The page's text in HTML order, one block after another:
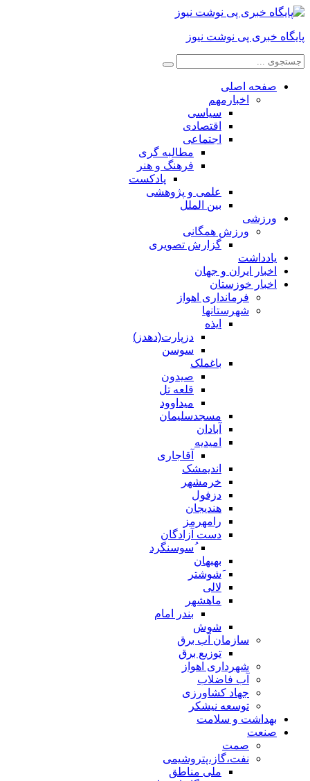
پایگاه خبری پی نوشت نیوز
صفحه اصلی
اخبارمهم
سیاسی
اقتصادی
اجتماعی
مطالبه گری
فرهنگ و هنر
پادکست
علمی و پژوهشی
بین الملل
ورزشی
ورزش همگانی
گزارش تصویری
یادداشت
اخبار ایران و جهان
اخبار خوزستان
فرمانداری اهواز
شهرستانها
ایذه
دزپارت(دهدز)
سوسن
باغملک
صیدون
قلعه تل
میداوود
مسجدسلیمان
آبادان
امیدیه
آقاجاری
اندیمشک
خرمشهر
دزفول
هندیجان
رامهرمز
دست آزادگان
ُسوسنگرد
بهبهان
َشوشتر
لالی
ماهشهر
بندر امام
شوش
سازمان آب برق
توزیع برق
شهرداری اهواز
آب فاضلاب
جهاد کشاورزی
توسعه نیشکر
بهداشت و سلامت
صنعت
صمت
نفت،گاز،پتروشیمی
ملی مناطق